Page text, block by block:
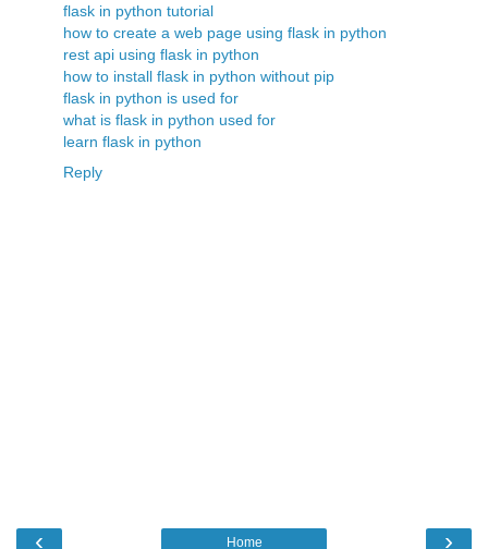
flask in python tutorial
how to create a web page using flask in python
rest api using flask in python
how to install flask in python without pip
flask in python is used for
what is flask in python used for
learn flask in python
Reply
‹ ›
Home